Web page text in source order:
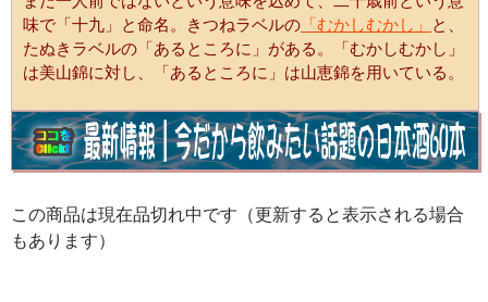
味で「十九」と命名。きつねラベルの 「むかしむかし」
と、
たぬきラベルの「あるところに」がある。「むかしむかし」
は美山錦に対し、「あるところに」は山恵錦を用いている。
この商品は現在品切れ中です（更新すると表示される場合
もあります）